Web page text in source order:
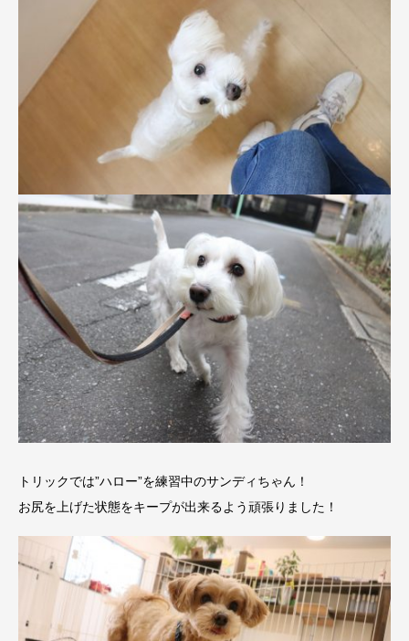
トリックでは”ハロー”を練習中のサンディちゃん！
お尻を上げた状態をキープが出来るよう頑張りました！